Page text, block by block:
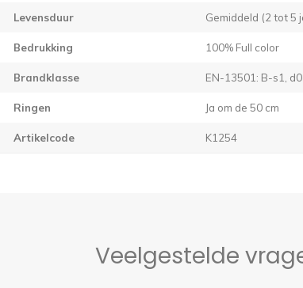
Levensduur Gemiddeld (2 tot 5
Bedrukking 100% Full color
Brandklasse EN-13501: B-s1, d0
Ringen Ja om de 50 cm
Artikelcode K1254
Veelgestelde